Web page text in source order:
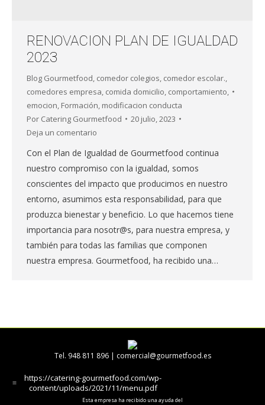
RENOVACION PLAN DE IGUALDAD
2023
Blog Gourmetfood, comedor colegios, comedor escolar.,
comedores empresa, comida domicilio, comportamiento,
emocion, Formación, modificacion conducta
Por Catering Gourmetfood
20 julio, 2023
Deja un comentario
Con el Plan de Igualdad de Gourmetfood continua
nuestro compromiso con la igualdad, somos
conscientes del impacto que producimos en nuestro
entorno, asumimos esta responsabilidad, para que
produzca bienestar y beneficio. Lo que hacemos tiene
importancia para nosotr@s, para nuestra empresa, y
también para todas las familias que componen
nuestra empresa. Gourmetfood, ha recibido una…
Tel. 948 811 896 | comercial@gourmetfood.es
https://catering-gourmetfood.com/wp-
content/uploads/2021/11/menu.pdf
Esta empresa ha recibido una ayuda del